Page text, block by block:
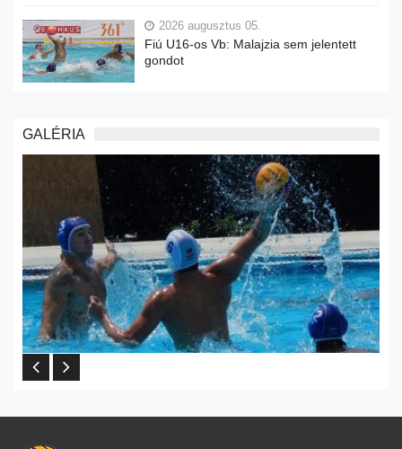
2026 augusztus 05.
Fiú U16-os Vb: Malajzia sem jelentett
gondot
GALÉRIA